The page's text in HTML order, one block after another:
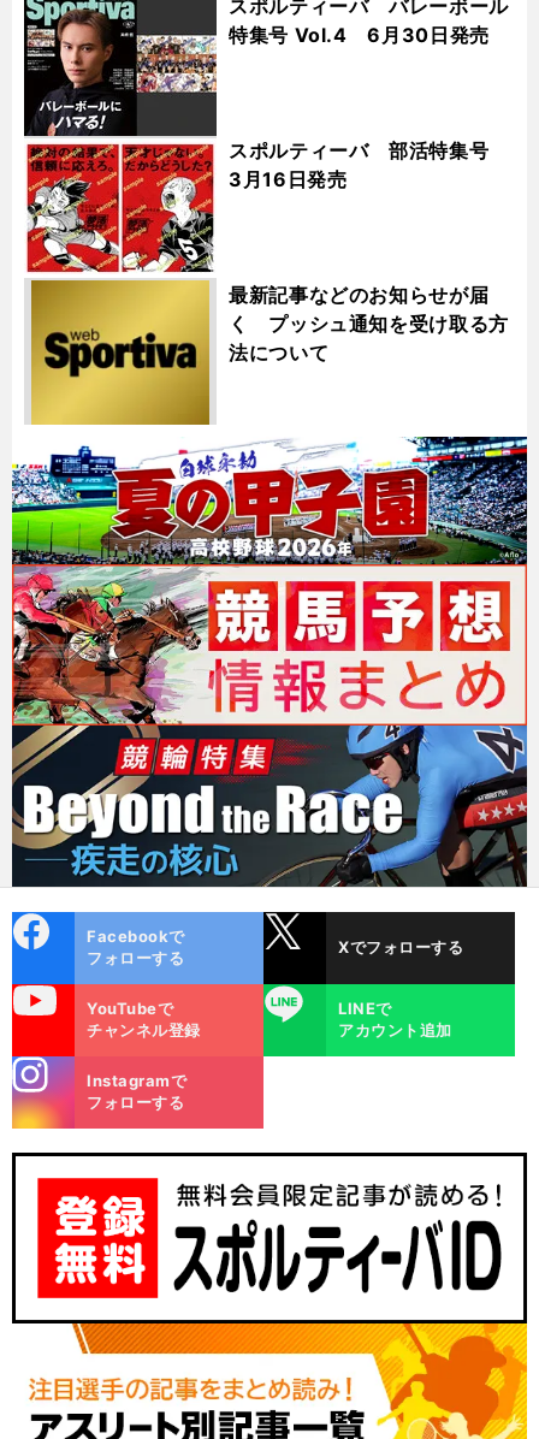
スポルティーバ バレーボール
特集号 Vol.4 6月30日発売
スポルティーバ 部活特集号
3月16日発売
最新記事などのお知らせが届
く プッシュ通知を受け取る方
法について
ok
Facebookで
フォローする
Xでフォローする
YouTubeで
チャンネル登録
LINE
LINEで
アカウント追加
m
Instagramで
フォローする